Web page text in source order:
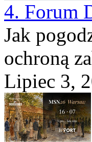
4. Forum
Jak
ochroną
Lipiec 3,